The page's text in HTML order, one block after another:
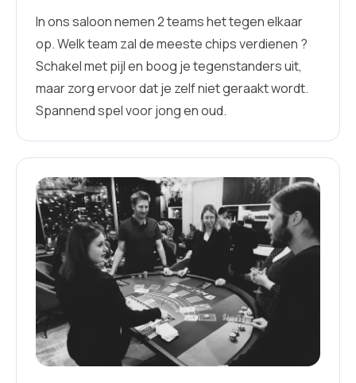
In ons saloon nemen 2 teams het tegen elkaar
op. Welk team zal de meeste chips verdienen ?
Schakel met pijl en boog je tegenstanders uit,
maar zorg ervoor dat je zelf niet geraakt wordt.
Spannend spel voor jong en oud.